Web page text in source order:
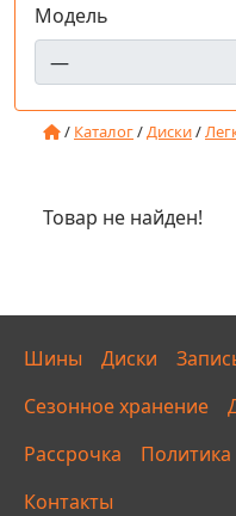
Модель
/ Каталог/Диски/
Товар не найден!
Шины Диски
Сезонное хранение
Рассрочка
Контакты